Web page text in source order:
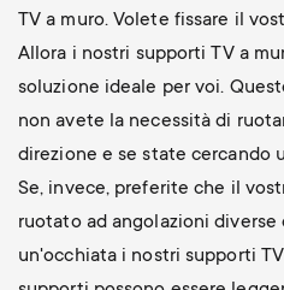
TV a muro. Volete fissare il
Allora i nostri supporti TV a
soluzione ideale per voi.
non avete la necessità di
direzione e se state cercando
Se, invece, preferite che il
ruotato ad angolazioni
un'occhiata i nostri supporti